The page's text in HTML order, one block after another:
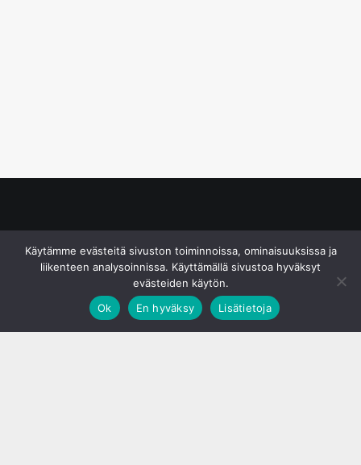
Käytämme evästeitä sivuston toiminnoissa, ominaisuuksissa ja
liikenteen analysoinnissa. Käyttämällä sivustoa hyväksyt
evästeiden käytön.
Ok
En hyväksy Lisätietoja